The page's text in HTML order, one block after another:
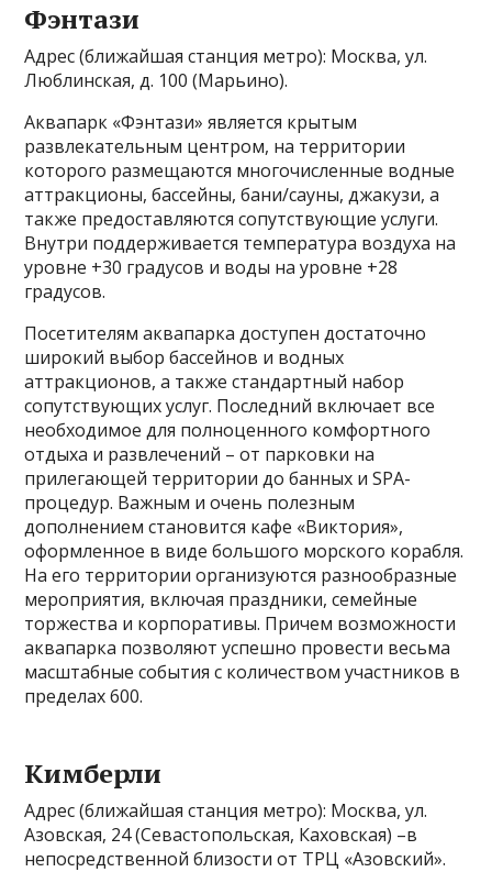
Фэнтази
Адрес (ближайшая станция метро): Москва, ул.
Люблинская, д. 100 (Марьино).
Аквапарк «Фэнтази» является крытым
развлекательным центром, на территории
которого размещаются многочисленные водные
аттракционы, бассейны, бани/сауны, джакузи, а
также предоставляются сопутствующие услуги.
Внутри поддерживается температура воздуха на
уровне +30 градусов и воды на уровне +28
градусов.
Посетителям аквапарка доступен достаточно
широкий выбор бассейнов и водных
аттракционов, а также стандартный набор
сопутствующих услуг. Последний включает все
необходимое для полноценного комфортного
отдыха и развлечений – от парковки на
прилегающей территории до банных и SPA-
процедур. Важным и очень полезным
дополнением становится кафе «Виктория»,
оформленное в виде большого морского корабля.
На его территории организуются разнообразные
мероприятия, включая праздники, семейные
торжества и корпоративы. Причем возможности
аквапарка позволяют успешно провести весьма
масштабные события с количеством участников в
пределах 600.
Кимберли
Адрес (ближайшая станция метро): Москва, ул.
Азовская, 24 (Севастопольская, Каховская) –в
непосредственной близости от ТРЦ «Азовский».